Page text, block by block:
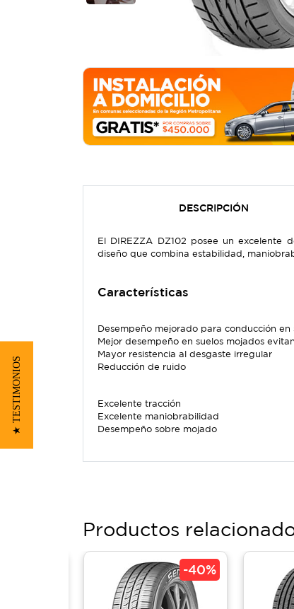
DESCRIPCIÓN
El DIREZZA DZ102 posee un excelente
diseño que combina estabilidad,
Características
Desempeño mejorado para conducción en
Mejor desempeño en suelos mojados
Mayor resistencia al desgaste irregular
Reducción de ruido
Excelente tracción
Excelente maniobrabilidad
Desempeño sobre mojado
Productos
-40%
★ TESTIMONIOS